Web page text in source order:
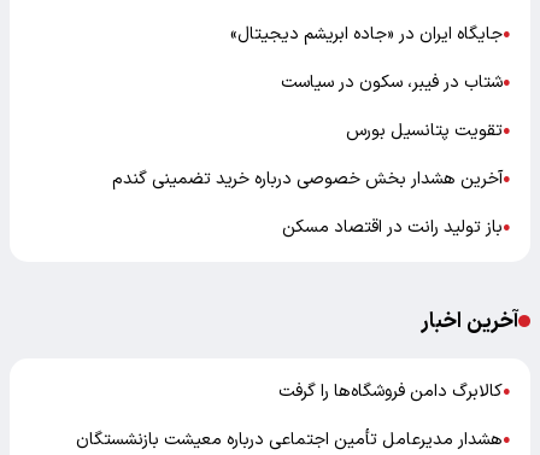
●جایگاه ایران در «جاده ابریشم دیجیتال»
●شتاب در فیبر، سکون در سیاست
●تقویت پتانسیل بورس
●آخرین هشدار بخش خصوصی درباره خرید تضمینی گندم
●باز تولید رانت در اقتصاد مسکن
آخرین اخبار
●کالابرگ دامن فروشگاه‌ها را گرفت
●هشدار مدیرعامل تأمین اجتماعی درباره معیشت بازنشستگان